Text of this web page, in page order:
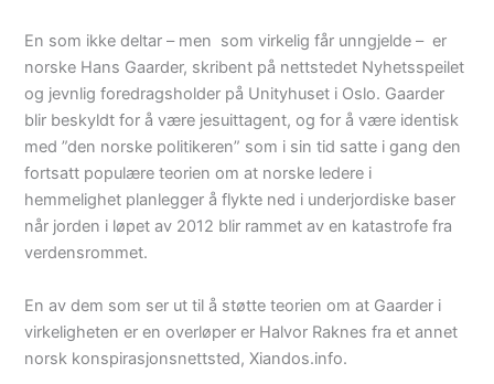
En som ikke deltar – men som virkelig får unngjelde – er
norske Hans Gaarder, skribent på nettstedet Nyhetsspeilet
og jevnlig foredragsholder på Unityhuset i Oslo. Gaarder
blir beskyldt for å være jesuittagent, og for å være identisk
med ”den norske politikeren” som i sin tid satte i gang den
fortsatt populære teorien om at norske ledere i
hemmelighet planlegger å flykte ned i underjordiske baser
når jorden i løpet av 2012 blir rammet av en katastrofe fra
verdensrommet.
En av dem som ser ut til å støtte teorien om at Gaarder i
virkeligheten er en overløper er Halvor Raknes fra et annet
norsk konspirasjonsnettsted, Xiandos.info.